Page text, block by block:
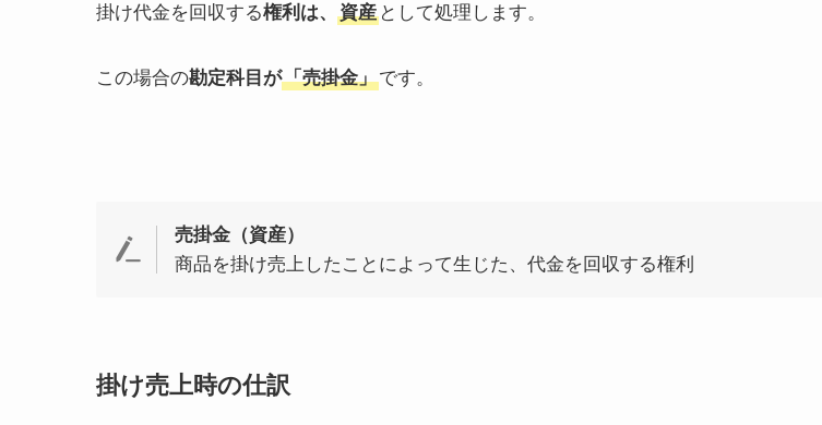
掛け代金を回収する権利は、 資産 として処理します。
この場合の勘定科目が「売掛金」です。
売掛金（資産）
商品を掛け売上したことによって生じた、代金を回収する権利
掛け売上時の仕訳